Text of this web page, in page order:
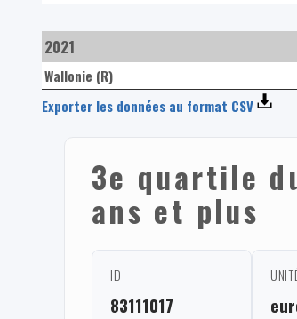
2021
Wallonie (R)
Exporter les données au format CSV
3e quartile
ans et plus
ID
83111017